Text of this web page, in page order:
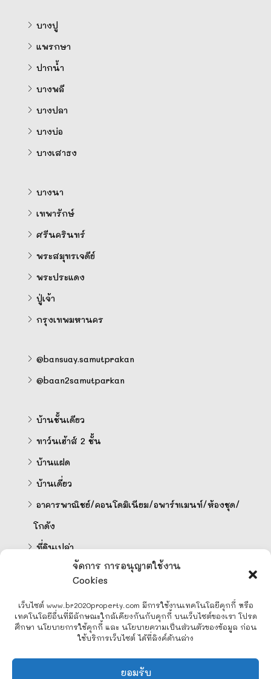
จัดการ การอนุญาตใช้งาน
Cookies
เว็บไซต์ www.br2020property.com มีการใช้งานเทคโนโลยีคุกกี้ หรือ
เทคโนโลยีอื่นที่มีลักษณะใกล้เคียงกันกับคุกกี้ บนเว็บไซต์ของเรา โปรด
ศึกษา นโยบายการใช้คุกกี้ และ นโยบายความเป็นส่วนตัวของข้อมูล ก่อน
ใช้บริการเว็บไซต์ ได้ที่ลิงค์ด้านล่าง
ยอมรับ
บางปู
แพรกษา
ปากน้ำ
บางพลี
บางปลา
บางบ่อ
บางเสาธง
บางนา
เทพารักษ์
ศรีนครินทร์
พระสมุทรเจดีย์
พระประแดง
ปู่เจ้า
กรุงเทพมหานคร
@bansuay.samutprakan
@baan2samutparkan
บ้านชั้นเดียว
ทาว์นเฮ้าส์ 2 ชั้น
บ้านแฝด
บ้านเดี่ยว
อาคารพาณิชย์/คอนโดมิเนียม/อพาร์ทเมนท์/ห้องชุด/
โกดัง
ที่ดินเปล่า
คำนวนสินเชื่อออนไลน์